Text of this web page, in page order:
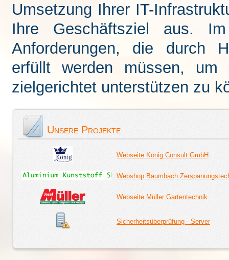
Umsetzung Ihrer IT-
Ihre Geschäftsziel aus.
Anforderungen, die durch
erfüllt werden müssen, um
zielgerichtet unterstützen zu
Unsere Projekte
Webseite König Consult GmbH
Webshop Baumbach
Webseite Müller Gartentechnik
Sicherheitsüberprüfung - Server